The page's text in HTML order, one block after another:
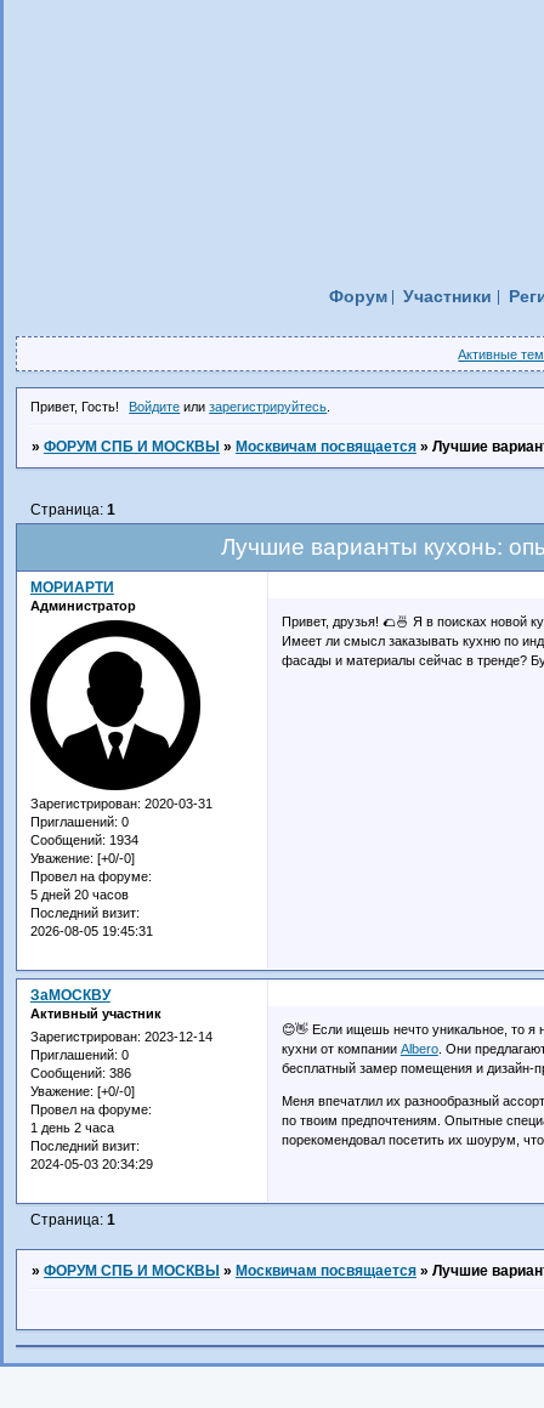
Форум Участники
Активные
Привет, Гость! Войдите илизарегистрируйтесь
» ФОРУМ СПБ И МОСКВЫ » Москвичам посвящается » Лучшие
Лучшие варианты кухонь:
Страница: 1
МОРИАРТИ
Администратор
Зарегистрирован: 2020-03-31
Приглашений: 0
Сообщений: 1934
Уважение: [+0/-0]
Провел на форуме:
5 дней 20 часов
Последний визит:
2026-08-05 19:45:31
Привет, друзья! 🌮🍜 Я в поисках новой
Имеет ли смысл заказывать кухню по
фасады и материалы сейчас в тренде?
ЗаМОСКВУ
Активный участник
Зарегистрирован: 2023-12-14
Приглашений: 0
Сообщений: 386
Уважение: [+0/-0]
Провел на форуме:
1 день 2 часа
Последний визит:
2024-05-03 20:34:29
😊👋 Если ищешь нечто уникальное, то я
кухни от компании Albero. Они
бесплатный замер помещения и дизайн-
Меня впечатлил их разнообразный
по твоим предпочтениям. Опытные
порекомендовал посетить их шоурум,
Страница: 1
» ФОРУМ СПБ И МОСКВЫ » Москвичам посвящается » Лучшие